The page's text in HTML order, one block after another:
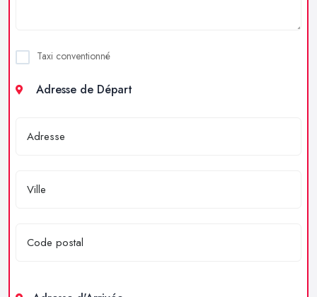
Taxi conventionné
Adresse de Départ